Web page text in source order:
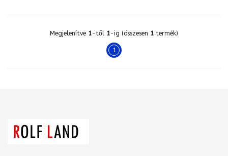
Megjelenítve 1-től 1-ig (összesen 1 termék)
1